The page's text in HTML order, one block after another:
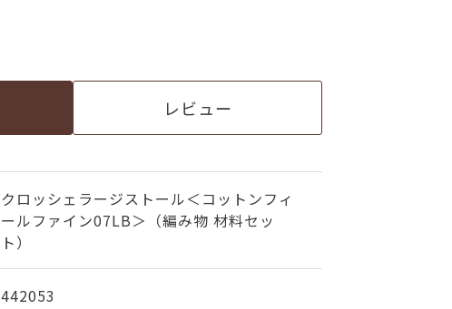
レビュー
クロッシェラージストール＜コットンフィ
ールファイン07LB＞（編み物 材料セッ
ト）
442053